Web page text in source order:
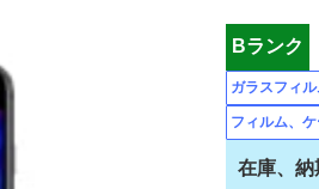
Bランク
ガラスフィ
フィルム、
在庫、